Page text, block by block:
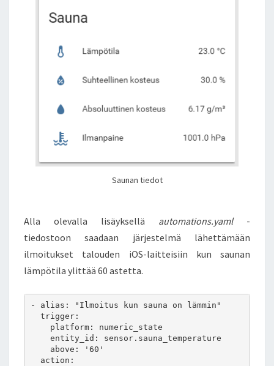
Saunan tiedot
Alla olevalla lisäyksellä automations.yaml-
tiedostoon saadaan järjestelmä lähettämään
ilmoitukset talouden iOS-laitteisiin kun saunan
lämpötila ylittää 60 astetta.
- alias: "Ilmoitus kun sauna on lämmin"
  trigger:
    platform: numeric_state
    entity_id: sensor.sauna_temperature
    above: '60'
  action: